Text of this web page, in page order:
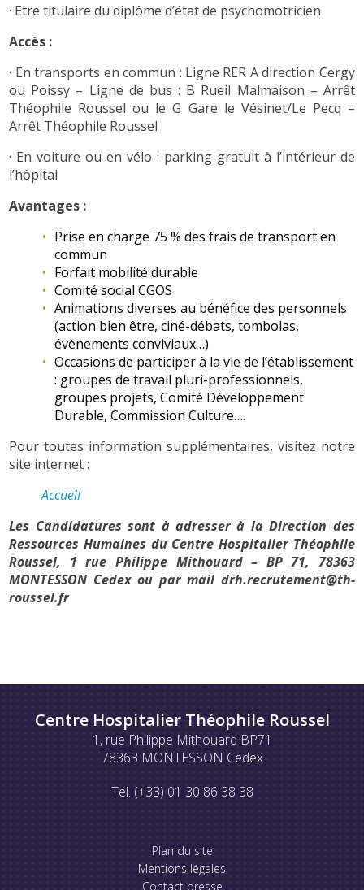
· Etre titulaire du diplôme d’état de psychomotricien
Accès :
· En transports en commun : Ligne RER A direction Cergy
ou Poissy – Ligne de bus : B Rueil Malmaison – Arrêt
Théophile Roussel ou le G Gare le Vésinet/Le Pecq –
Arrêt Théophile Roussel
· En voiture ou en vélo : parking gratuit à l’intérieur de
l’hôpital
Avantages :
Prise en charge 75 % des frais de transport en
commun
Forfait mobilité durable
Comité social CGOS
Animations diverses au bénéfice des personnels
(action bien être, ciné-débats, tombolas,
évènements conviviaux…)
Occasions de participer à la vie de l’établissement
: groupes de travail pluri-professionnels,
groupes projets, Comité Développement
Durable, Commission Culture….
Pour toutes information supplémentaires, visitez notre
site internet :
Accueil
Les Candidatures sont à adresser à la Direction des
Ressources Humaines du Centre Hospitalier Théophile
Roussel, 1 rue Philippe Mithouard – BP 71, 78363
MONTESSON Cedex ou par mail drh.recrutement@th-
roussel.fr
Centre Hospitalier Théophile Roussel
1, rue Philippe Mithouard BP71
78363 MONTESSON Cedex
Tél. (+33) 01 30 86 38 38
Plan du site
Mentions légales
Contact presse